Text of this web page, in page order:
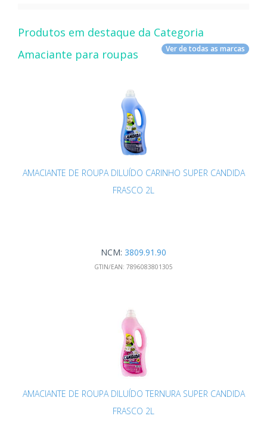
Produtos em destaque da Categoria
Amaciante para roupas
Ver de todas as marcas
AMACIANTE DE ROUPA DILUÍDO CARINHO SUPER CANDIDA
FRASCO 2L
NCM: 3809.91.90
GTIN/EAN: 7896083801305
AMACIANTE DE ROUPA DILUÍDO TERNURA SUPER CANDIDA
FRASCO 2L